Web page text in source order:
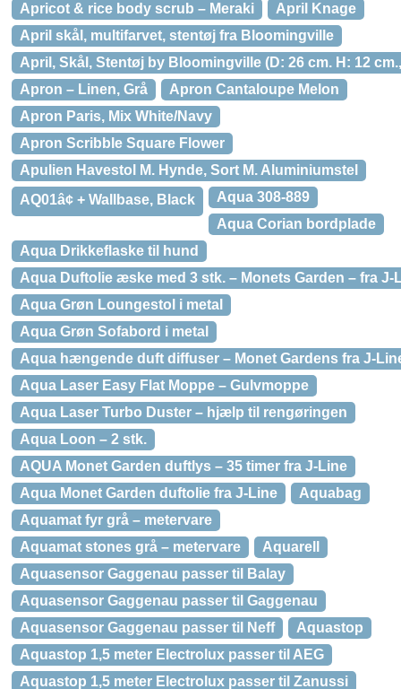
Apricot & rice body scrub – Meraki
April Knage
April skål, multifarvet, stentøj fra Bloomingville
April, Skål, Stentøj by Bloomingville (D: 26 cm. H: 12
Apron – Linen, Grå
Apron Cantaloupe Melon
Apron Paris, Mix White/Navy
Apron Scribble Square Flower
Apulien Havestol M. Hynde, Sort M. Aluminiumstel
AQ01â¢ + Wallbase, Black
Aqua 308-889
Aqua Corian bordplade
Aqua Drikkeflaske til hund
Aqua Duftolie æske med 3 stk. – Monets Garden – fra J-
Aqua Grøn Loungestol i metal
Aqua Grøn Sofabord i metal
Aqua hængende duft diffuser – Monet Gardens fra J-
Aqua Laser Easy Flat Moppe – Gulvmoppe
Aqua Laser Turbo Duster – hjælp til rengøringen
Aqua Loon – 2 stk.
AQUA Monet Garden duftlys – 35 timer fra J-Line
Aqua Monet Garden duftolie fra J-Line
Aquabag
Aquamat fyr grå – metervare
Aquamat stones grå – metervare
Aquarell
Aquasensor Gaggenau passer til Balay
Aquasensor Gaggenau passer til Gaggenau
Aquasensor Gaggenau passer til Neff
Aquastop
Aquastop 1,5 meter Electrolux passer til AEG
Aquastop 1,5 meter Electrolux passer til Zanussi